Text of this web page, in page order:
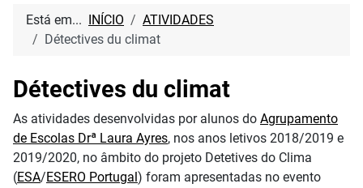
Está em... INÍCIO
ATIVIDADES
Détectives du climat
Détectives du climat
As atividades desenvolvidas por alunos do Agrupamento
de Escolas Drª Laura Ayres, nos anos letivos 2018/2019 e
2019/2020, no âmbito do projeto Detetives do Clima
(ESA/ESERO Portugal ) foram apresentadas no evento